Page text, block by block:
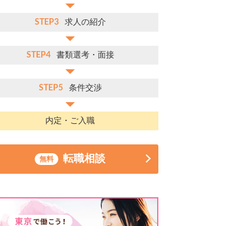
STEP3 求人の紹介
STEP4 書類選考・面接
STEP5 条件交渉
内定・ご入職
無料 転職相談